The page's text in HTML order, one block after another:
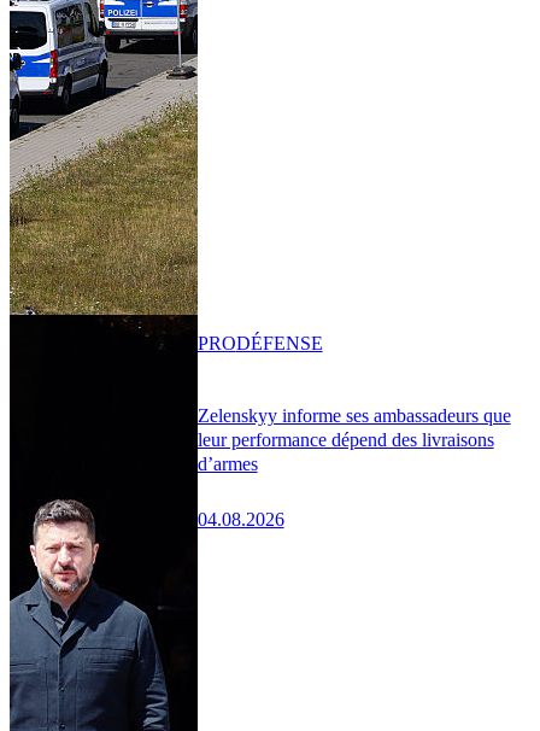
Zelenskyy informe ses ambassadeurs que
leur performance dépend des livraisons
d’armes
04.08.2026
PRODÉFENSE